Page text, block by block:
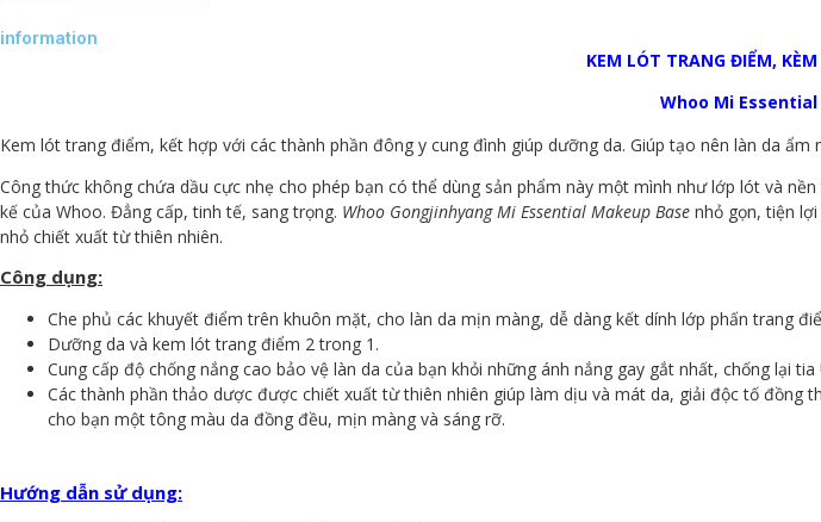
information
KEM LÓT TRANG ĐIỂM,
Whoo Mi
Kem lót trang điểm, kết hợp với các thành phần đông y cung đình giúp dưỡng da. Giúp tạo nên làn da ẩm
Công thức không chứa dầu cực nhẹ cho phép bạn có thể dùng sản phẩm này một mình như lớp lót và
kế của Whoo. Đẳng cấp, tinh tế, sang trọng. Whoo Gongjinhyang Mi Essential Makeup Base nhỏ gọn, tiện
nhỏ chiết xuất từ thiên nhiên.
Công dụng:
Che phủ các khuyết điểm trên khuôn mặt, cho làn da mịn màng, dễ dàng kết dính lớp phấn trang
Dưỡng da và kem lót trang điểm 2 trong 1.
Cung cấp độ chống nắng cao bảo vệ làn da của bạn khỏi những ánh nắng gay gắt nhất, chống lại
Các thành phần thảo dược được chiết xuất từ thiên nhiên giúp làm dịu và mát da, giải độc tố
cho bạn một tông màu da đồng đều, mịn màng và sáng rỡ.
Hướng dẫn sử dụng: